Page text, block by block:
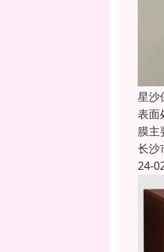
星沙
表面
膜主
长沙
24-